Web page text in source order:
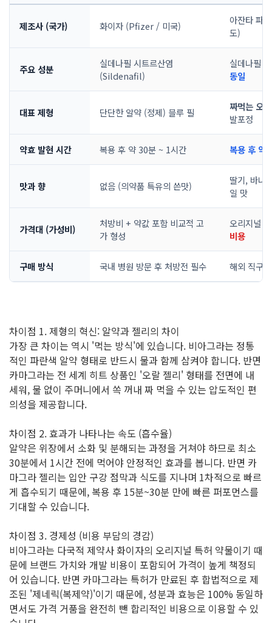
제조사 (국가) 화이자 (Pfizer / 미국)
아잔타 파
도)
주요 성분
실데나필 시트르산염
(Sildenafil)
실데나필
동일
대표 제형 단단한 알약 (정제) 블루 필
짜먹는 오
발포정
약효 발현 시간 복용 후 약 30분 ~ 1시간 복용 후 약
맛과 향 없음 (의약품 특유의 쓴맛)
딸기, 바나
일 맛
가격대 (가성비)
처방비 + 약값 포함 비교적 고
가 형성
오리지널
비용
구매 방식 국내 병원 방문 후 처방전 필수 해외 직구
차이점 1. 제형의 혁신: 알약과 젤리의 차이
가장 큰 차이는 역시 '먹는 방식'에 있습니다. 비아그라는 정통
적인 파란색 알약 형태로 반드시 물과 함께 삼켜야 합니다. 반면
카마그라는 전 세계 히트 상품인 '오랄 젤리' 형태를 전면에 내
세워, 물 없이 주머니에서 쏙 꺼내 짜 먹을 수 있는 압도적인 편
의성을 제공합니다.
차이점 2. 효과가 나타나는 속도 (흡수율)
알약은 위장에서 소화 및 분해되는 과정을 거쳐야 하므로 최소
30분에서 1시간 전에 먹어야 안정적인 효과를 봅니다. 반면 카
마그라 젤리는 입안 구강 점막과 식도를 지나며 1차적으로 빠르
게 흡수되기 때문에, 복용 후 15분~30분 만에 빠른 퍼포먼스를
기대할 수 있습니다.
차이점 3. 경제성 (비용 부담의 경감)
비아그라는 다국적 제약사 화이자의 오리지널 특허 약물이기 때
문에 브랜드 가치와 개발 비용이 포함되어 가격이 높게 책정되
어 있습니다. 반면 카마그라는 특허가 만료된 후 합법적으로 제
조된 '제네릭(복제약)'이기 때문에, 성분과 효능은 100% 동일하
면서도 가격 거품을 완전히 뺀 합리적인 비용으로 이용할 수 있